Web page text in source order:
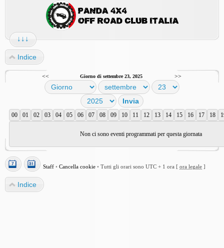
↓↓↓
Indice
<< Giorno di settembre 23, 2025 >>
00 01 02 03 04 05 06 07 08 09 10 11 12 13 14 15 16 17 18
Non ci sono eventi programmati per questa giornata
Staff • Cancella cookie • Tutti gli orari sono UTC + 1 ora [ ora legale ]
Indice